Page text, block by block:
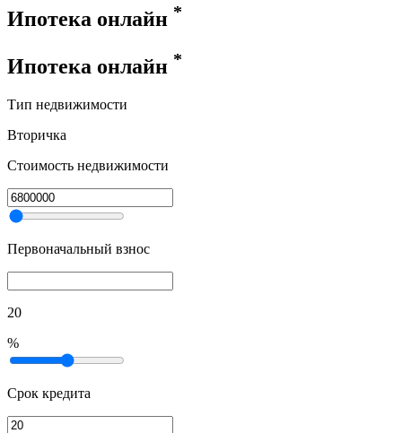
Ипотека онлайн *
Ипотека онлайн *
Тип недвижимости
Вторичка
Стоимость недвижимости
Первоначальный взнос
20
%
Срок кредита